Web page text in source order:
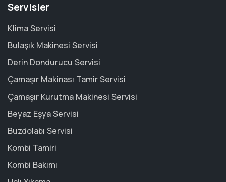
Servisler
Klima Servisi
Bulaşık Makinesi Servisi
Derin Dondurucu Servisi
Çamaşır Makinası Tamir Servisi
Çamaşır Kurutma Makinesi Servisi
Beyaz Eşya Servisi
Buzdolabı Servisi
Kombi Tamiri
Kombi Bakımı